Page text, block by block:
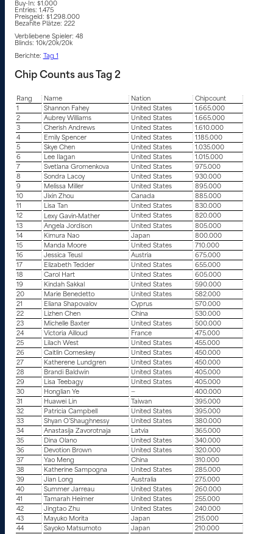
Buy-In: $1.000
Entries: 1.475
Preisgeld: $1.298.000
Bezahlte Plätze: 222
Verbliebene Spieler: 48
Blinds: 10k/20k/20k
Berichte: Tag 1
Chip Counts aus Tag 2
Rang Name Nation
Chipcount
1
Shannon Fahey United States
1.665.000
2
Aubrey Williams United States
1.665.000
3
Cherish Andrews United States
1.610.000
4
Emily Spencer United States
1.185.000
5
Skye Chen United States
1.035.000
6
Lee Ilagan United States
1.015.000
7
Svetlana Gromenkova United States
975.000
8
Sondra Lacoy United States
930.000
9
Melissa Miller United States
895.000
10
Jixin Zhou Canada
885.000
11
Lisa Tan United States
830.000
12
Lexy Gavin‑Mather United States
820.000
13
Angela Jordison United States
805.000
14
Kimura Nao Japan
800.000
15
Manda Moore United States
710.000
16
Jessica Teusl Austria
675.000
17
Elizabeth Tedder United States
655.000
18
Carol Hart United States
605.000
19
Kindah Sakkal United States
590.000
20
Marie Benedetto United States
582.000
21
Eliana Shapovalov Cyprus
570.000
22
Lizhen Chen China
530.000
23
Michelle Baxter United States
500.000
24
Victoria Ailloud France
475.000
25
Lilach West United States
455.000
26
Caitlin Comeskey United States
450.000
27
Katherene Lundgren United States
450.000
28
Brandi Baldwin United States
405.000
29
Lisa Teebagy United States
405.000
30
Honglian Ye —
400.000
31
Huawei Lin Taiwan
395.000
32
Patricia Campbell United States
395.000
33
Shyan O’Shaughnessy United States
380.000
34
Anastasija Zavorotnaja Latvia
365.000
35
Dina Olano United States
340.000
36
Devotion Brown United States
320.000
37
Yao Meng China
310.000
38
Katherine Sampogna United States
285.000
39
Jian Long Australia
275.000
40
Summer Jarreau United States
260.000
41
Tamarah Heimer United States
255.000
42
Jingtao Zhu United States
240.000
43
Mayuko Morita Japan
215.000
44
Sayoko Matsumoto Japan
210.000